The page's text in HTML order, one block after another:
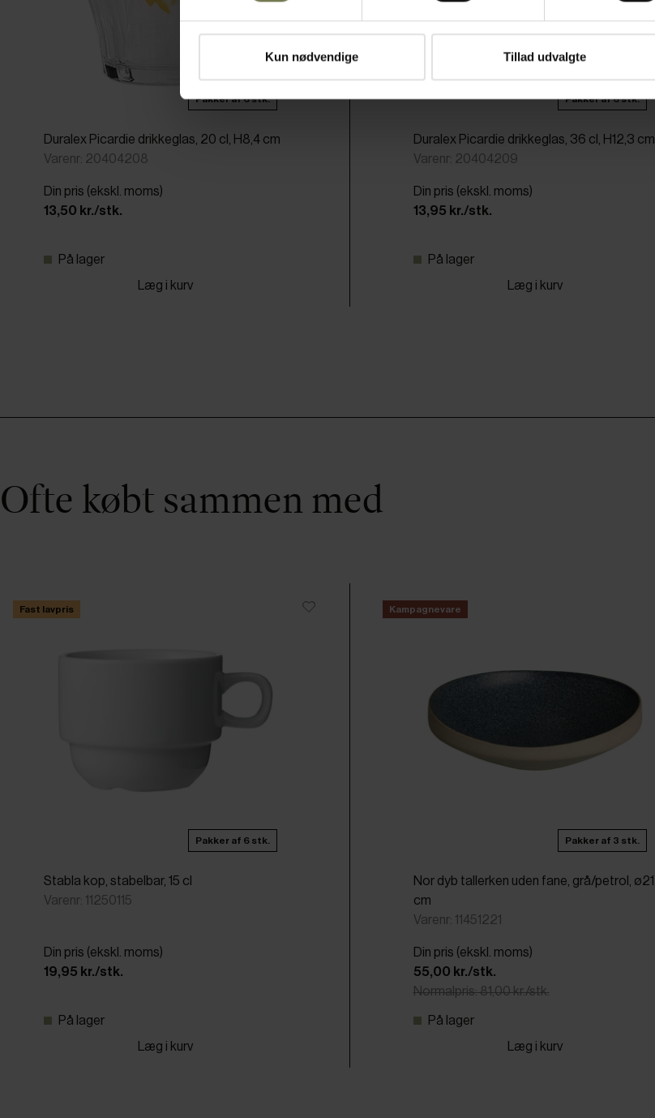
Kun nødvendige Tillad udvalgte
Pakker af 6 stk.
Duralex Picardie drikkeglas, 20 cl, H8,4 cm
Varenr: 20404208
Din pris (ekskl. moms)
13,50 kr./stk.
På lager
Læg i kurv
Pakker af 6 stk.
Duralex Picardie drikkeglas, 36 cl, H12,3 cm
Varenr: 20404209
Din pris (ekskl. moms)
13,95 kr./stk.
På lager
Læg i kurv
Ofte købt sammen med
Fast lavpris
Pakker af 6 stk.
Stabla kop, stabelbar, 15 cl
Varenr: 11250115
Din pris (ekskl. moms)
19,95 kr./stk.
På lager
Læg i kurv
Kampagnevare
Pakker af 3 stk.
Nor dyb tallerken uden fane, grå/petrol, ø21
cm
Varenr: 11451221
Din pris (ekskl. moms)
55,00 kr./stk.
Normalpris: 81,00 kr./stk.
På lager
Læg i kurv